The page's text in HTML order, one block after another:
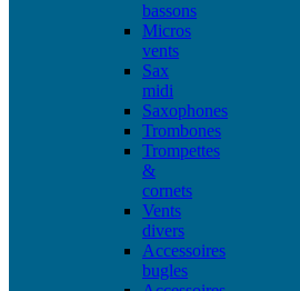
bassons
Micros
vents
Sax
midi
Saxophones
Trombones
Trompettes
&
cornets
Vents
divers
Accessoires
bugles